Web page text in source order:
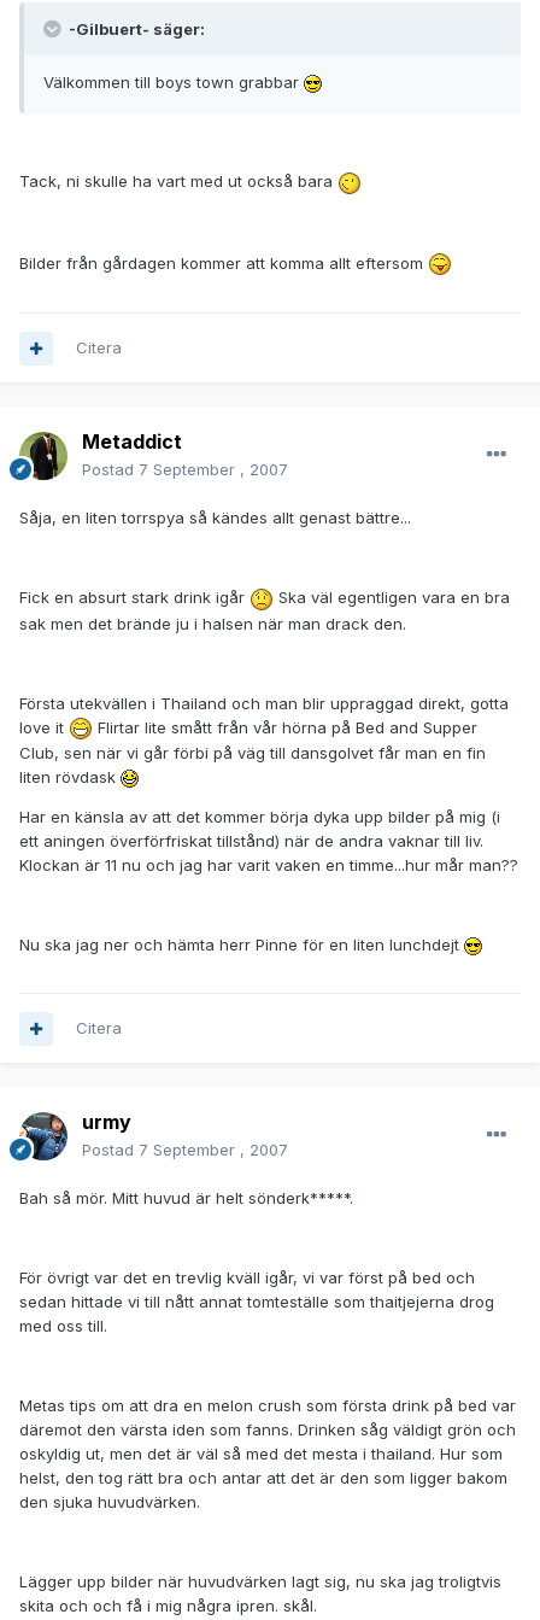
-Gilbuert- säger:
Välkommen till boys town grabbar
Tack, ni skulle ha vart med ut också bara
Bilder från gårdagen kommer att komma allt eftersom
Citera
Metaddict
Postad 7 September , 2007
Såja, en liten torrspya så kändes allt genast bättre...
Fick en absurt stark drink igår
Ska väl egentligen vara en bra
sak men det brände ju i halsen när man drack den.
Första utekvällen i Thailand och man blir uppraggad direkt, gotta
love it
Flirtar lite smått från vår hörna på Bed and Supper
Club, sen när vi går förbi på väg till dansgolvet får man en fin
liten rövdask
Har en känsla av att det kommer börja dyka upp bilder på mig (i
ett aningen överförfriskat tillstånd) när de andra vaknar till liv.
Klockan är 11 nu och jag har varit vaken en timme...hur mår man??
Nu ska jag ner och hämta herr Pinne för en liten lunchdejt
Citera
urmy
Postad 7 September , 2007
Bah så mör. Mitt huvud är helt sönderk*****.
För övrigt var det en trevlig kväll igår, vi var först på bed och
sedan hittade vi till nått annat tomteställe som thaitjejerna drog
med oss till.
Metas tips om att dra en melon crush som första drink på bed var
däremot den värsta iden som fanns. Drinken såg väldigt grön och
oskyldig ut, men det är väl så med det mesta i thailand. Hur som
helst, den tog rätt bra och antar att det är den som ligger bakom
den sjuka huvudvärken.
Lägger upp bilder när huvudvärken lagt sig, nu ska jag troligtvis
skita och och få i mig några ipren. skål.